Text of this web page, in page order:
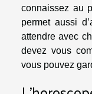
connaissez au
permet aussi
attendre avec
devez vous
vous pouvez